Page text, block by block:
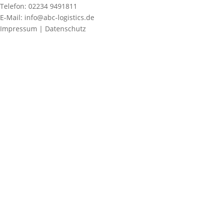
Telefon: 02234 9491811
E-Mail: info@abc-logistics.de
Impressum | Datenschutz